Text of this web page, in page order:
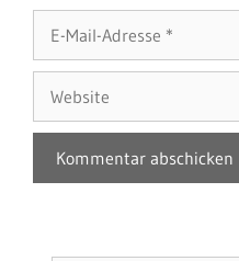
Mail-
Adresse